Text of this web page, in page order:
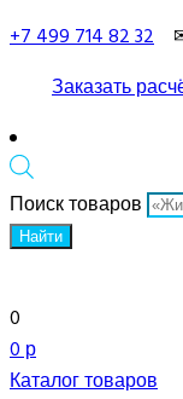
+7 499 714 82 32
Заказать
Поиск товаров
Найти
0
0 р
Каталог товаров